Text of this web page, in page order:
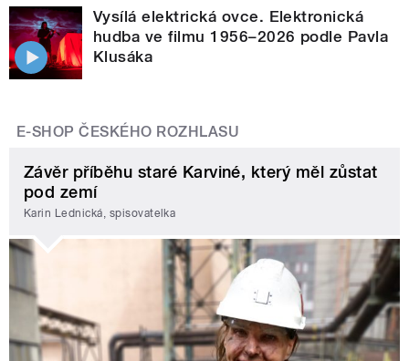
Vysílá elektrická ovce. Elektronická
hudba ve filmu 1956–2026 podle Pavla
Klusáka
E-SHOP ČESKÉHO ROZHLASU
Závěr příběhu staré Karviné, který měl zůstat
pod zemí
Karin Lednická, spisovatelka